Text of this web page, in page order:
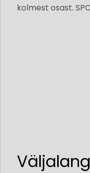
kolmest osast.